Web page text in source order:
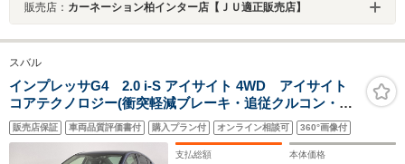
販売店： カーネーション柏インター店【ＪＵ適正販売店】
スバル
インプレッサG4 2.0 i-S アイサイト 4WD アイサイト
コアテクノロジー(衝突軽減ブレーキ・追従クルコン・誤
発進抑制・アクティブレーンキープ)/LEDヘッドランプ/左
右独立AAC/前席パワーシート/カロッツェリアナビ/バッ
クカメラ/純正ドラレコ/ETC2.0
販売店保証 車両品質評価書付 購入プラン付 オンライン相談可 360°画像付
支払総額 本体価格